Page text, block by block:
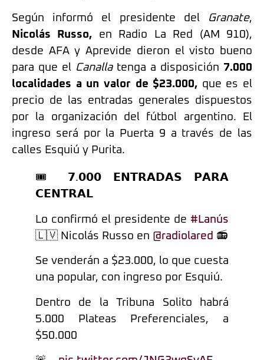
Según informó el presidente del Granate,
Nicolás Russo, en Radio La Red (AM 910),
desde AFA y Aprevide dieron el visto bueno
para que el Canallatenga a disposición 7.000
localidades a un valor de $23.000, que es el
precio de las entradas generales dispuestos
por la organización del fútbol argentino. El
ingreso será por la Puerta 9 a través de las
calles Esquiú y Purita.
🎟 𝟳.𝟬𝟬𝟬 𝗘𝗡𝗧𝗥𝗔𝗗𝗔𝗦 𝗣𝗔𝗥𝗔
𝗖𝗘𝗡𝗧𝗥𝗔𝗟
Lo confirmó el presidente de #Lanús
🇱🇻 Nicolás Russo en @radiolared 📻
Se venderán a $23.000, lo que cuesta
una popular, con ingreso por Esquiú.
Dentro de la Tribuna Solito habrá
5.000 Plateas Preferenciales, a
$50.000